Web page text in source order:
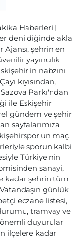
Haberleri |
denildiğinde akla
Ajansı, şehrin en
yayıncılık
nabzını
kıyısından,
Parkı'ndan
ile Eskişehir
gündem ve şehir
sayfalarımıza
maç
sporun kalbi
Türkiye'nin
sanayi,
kadar şehrin tüm
günlük
eczane listesi,
tramvay ve
duyurular
ilçelere kadar